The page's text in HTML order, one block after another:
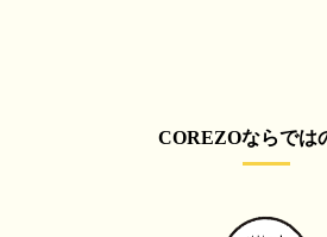
COREZOならでは